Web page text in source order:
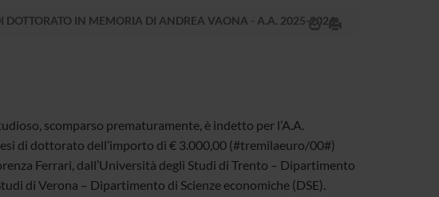
DOTTORATO IN MEMORIA DI ANDREA VAONA - A.A. 2025-2026
scomparso prematuramente, è indetto per l’A.A.
di dottorato dell’importo di € 3.000,00 (#tremilaeuro/00#)
Ferrari, dall’Università degli Studi di Trento – Dipartimento
di Verona – Dipartimento di Scienze economiche (DSE).